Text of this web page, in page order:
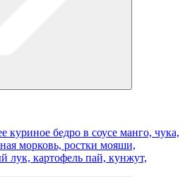
куриное бедро в соусе манго, чука,
морковь, ростки мояши,
лук, картофель пай, кунжут,